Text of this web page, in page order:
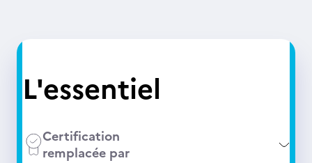
L'essentiel
Certification
remplacée par